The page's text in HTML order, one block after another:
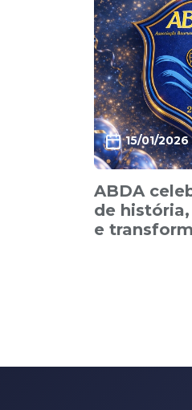
15/01/2026
ABDA
de
e